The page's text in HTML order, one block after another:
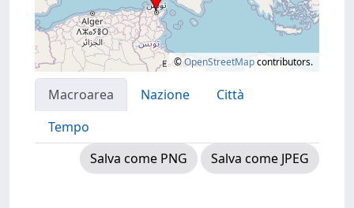
©OpenStreetMapcontributors.
Macroarea Nazione
Città
Tempo
Salva come PNG
Salva come JPEG